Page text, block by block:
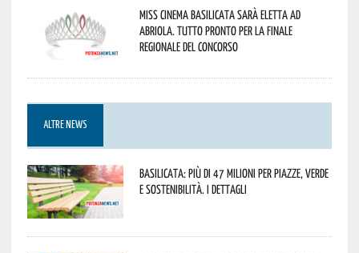
Miss Cinema Basilicata sarà eletta ad
Abriola. Tutto pronto per la finale
regionale del concorso
ALTRE NEWS
Basilicata: più di 47 milioni per piazze, verde
e sostenibilità. I dettagli